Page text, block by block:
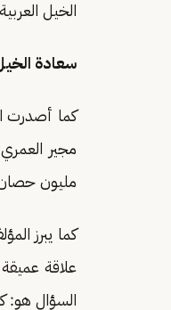
الخيل
سعادة
كما أصدرت
مجير
مليون حصان
كما يبرز
علاقة
السؤال هو: